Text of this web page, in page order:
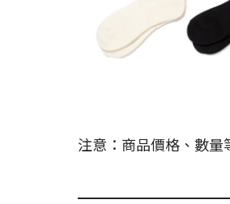
注意：商品價格、數量